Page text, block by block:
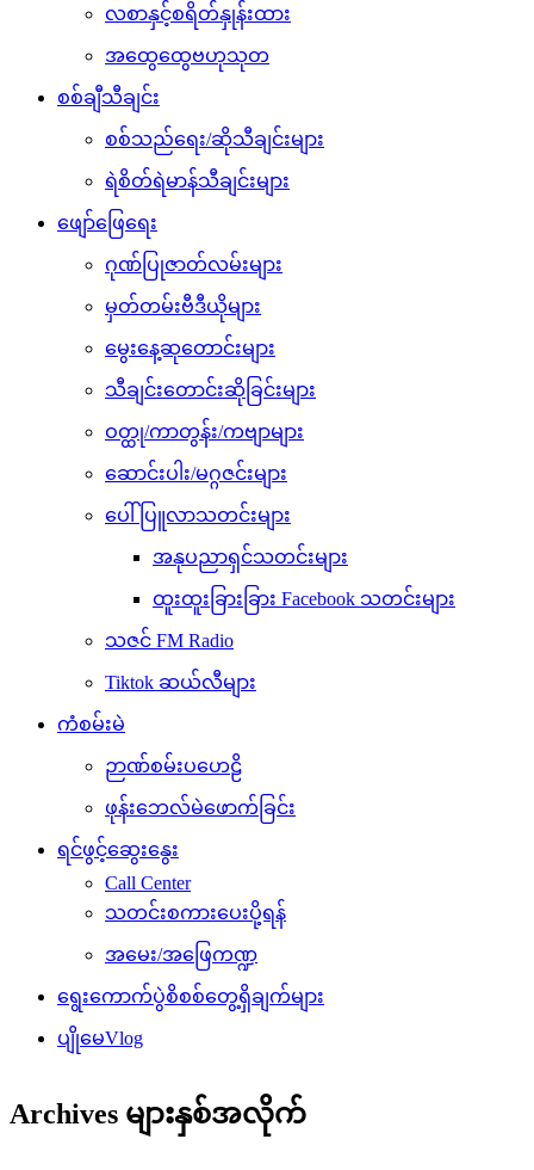
လစာနှင့်စရိတ်နှုန်းထား
အထွေထွေဗဟုသုတ
စစ်ချီသီချင်း
စစ်သည်ရေး/ဆိုသီချင်းများ
ရဲစိတ်ရဲမာန်သီချင်းများ
ဖျော်ဖြေရေး
ဂုဏ်ပြုဇာတ်လမ်းများ
မှတ်တမ်းဗီဒီယိုများ
မွေးနေ့ဆုတောင်းများ
သီချင်းတောင်းဆိုခြင်းများ
ဝတ္ထု/ကာတွန်း/ကဗျာများ
ဆောင်းပါး/မဂ္ဂဇင်းများ
ပေါ်ပြူလာသတင်းများ
အနုပညာရှင်သတင်းများ
ထူးထူးခြားခြား Facebook သတင်းများ
သဇင် FM Radio
Tiktok ဆယ်လီများ
ကံစမ်းမဲ
ဉာဏ်စမ်းပဟေဠိ
ဖုန်းဘေလ်မဲဖောက်ခြင်း
ရင်ဖွင့်ဆွေးနွေး
Call Center
သတင်းစကားပေးပို့ရန်
အမေး/အဖြေကဏ္ဍ
ရွေးကောက်ပွဲစိစစ်တွေ့ရှိချက်များ
ပျိုမေVlog
Archives များနှစ်အလိုက်